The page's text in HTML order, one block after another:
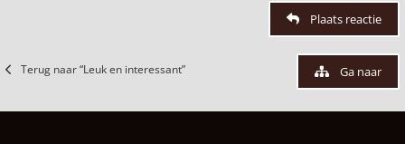
Plaats reactie
Terug naar “Leuk en interessant” Ga naar